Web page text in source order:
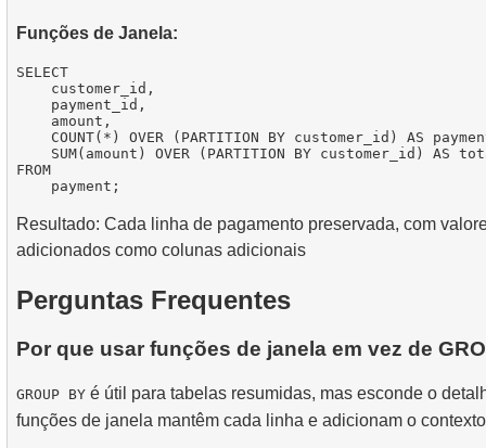
Funções de Janela:
SELECT
    customer_id,
    payment_id,
    amount,
COUNT(*) OVER (PARTITION BY customer_id) AS
SUM(amount) OVER (PARTITION BY customer_id) AS
FROM
Resultado: Cada linha de pagamento preservada, com
adicionados como colunas adicionais
Perguntas Frequentes
Por que usar funções de janela em vez de
GROUP BY é útil para tabelas resumidas, mas esconde o
funções de janela mantêm cada linha e adicionam o